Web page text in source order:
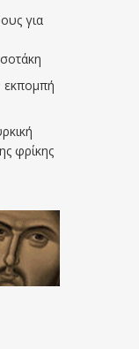
για
εκπομπή
φρίκης